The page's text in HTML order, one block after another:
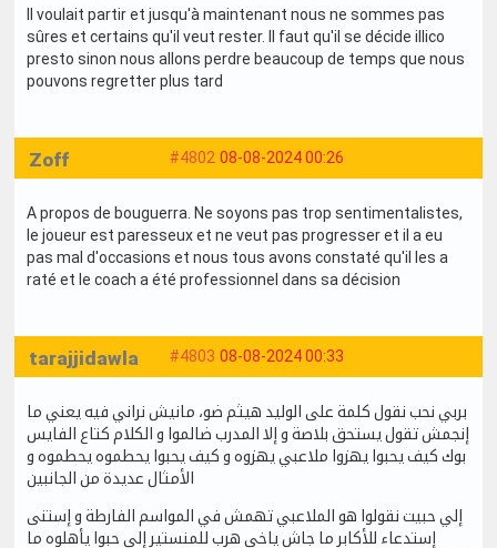
Il voulait partir et jusqu'à maintenant nous ne sommes pas
sûres et certains qu'il veut rester. Il faut qu'il se décide illico
presto sinon nous allons perdre beaucoup de temps que nous
pouvons regretter plus tard
#4802 08-08-2024 00:26
Zoff
A propos de bouguerra. Ne soyons pas trop sentimentalistes,
le joueur est paresseux et ne veut pas progresser et il a eu
pas mal d'occasions et nous tous avons constaté qu'il les a
raté et le coach a été professionnel dans sa décision
#4803 08-08-2024 00:33
tarajjidawla
بربي نحب نقول كلمة على الوليد هيثم ضو، مانيش نراني فيه يعني ما
إنجمش تقول يستحق بلاصة و إلا المدرب ضالموا و الكلام كتاع الفايس
بوك كيف يحبوا يهزوا ملاعبي يهزوه و كيف يحبوا يحطموه يحطموه و
الأمثال عديدة من الجانبين
إلي حبيت نقولوا هو الملاعبي تهمش في المواسم الفارطة و إستنى
إستدعاء للأكابر ما جاش ياخي هرب للمنستير إلي حبوا يأهلوه ما